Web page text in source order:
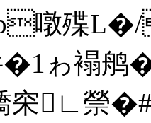
噋殜
ゎ褟鸼
穼∟禜